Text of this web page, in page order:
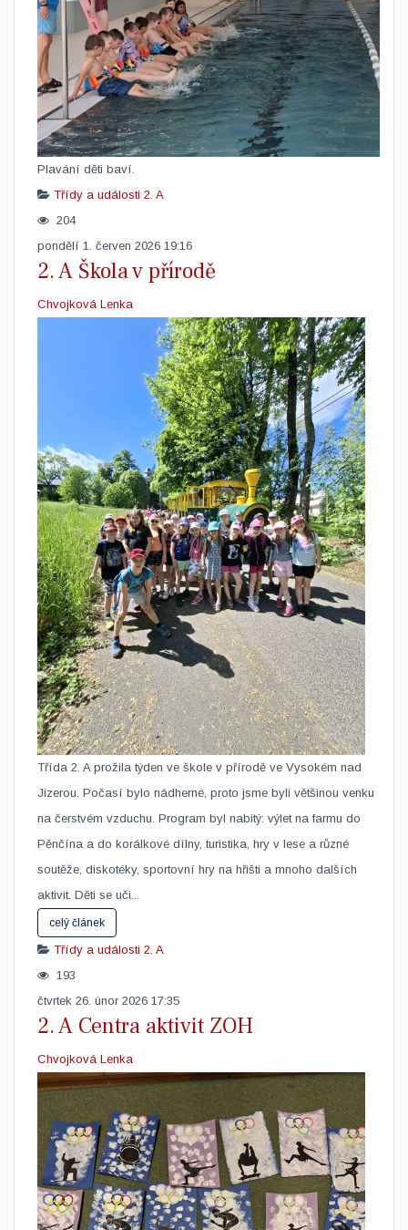
​Plavání děti baví.
Třídy a události 2. A
204
pondělí 1. červen 2026 19:16
2. A Škola v přírodě
Chvojková Lenka
Třída 2. A prožila týden ve škole v přírodě ve Vysokém nad
Jizerou. Počasí bylo nádherné, proto jsme byli většinou venku
na čerstvém vzduchu. Program byl nabitý: výlet na farmu do
Pěnčína a do korálkové dílny, turistika, hry v lese a různé
soutěže, diskotéky, sportovní hry na hřišti a mnoho dalších
aktivit. Děti se uči...
celý článek
Třídy a události 2. A
193
čtvrtek 26. únor 2026 17:35
2. A Centra aktivit ZOH
Chvojková Lenka